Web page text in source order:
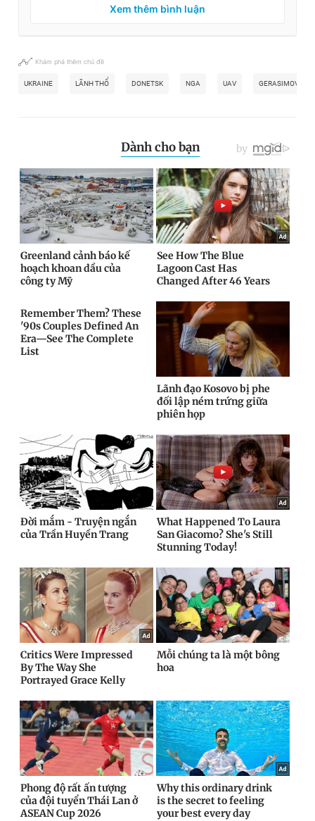
Xem thêm bình luận
Khám phá thêm chủ đề
UKRAINE LÃNH THỔ DONETSK NGA UAV GERASIMOV